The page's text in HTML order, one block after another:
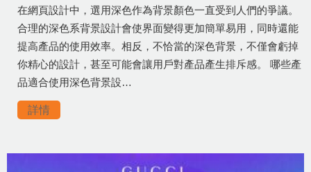
在網頁設計中，選用深色作為背景顏色一直受到人們的爭議。
合理的深色系背景設計會使界面變得更加簡單易用，同時還能
提高產品的使用效率。相反，不恰當的深色背景，不僅會虧掉
你精心的設計，甚至可能會讓用戶對產品產生排斥感。 哪些產
品適合使用深色背景設…
詳情